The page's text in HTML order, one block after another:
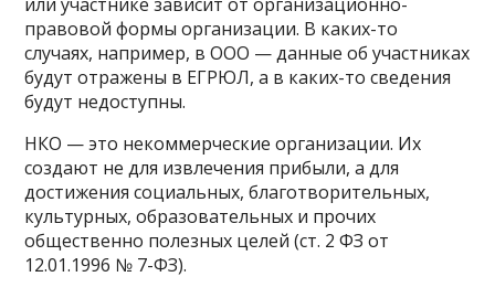
правовой формы организации. В каких-то
случаях, например, в ООО — данные об участниках
будут отражены в ЕГРЮЛ, а в каких-то сведения
будут недоступны.
НКО — это некоммерческие организации. Их
создают не для извлечения прибыли, а для
достижения социальных, благотворительных,
культурных, образовательных и прочих
общественно полезных целей (ст. 2 ФЗ от
12.01.1996 № 7-ФЗ).